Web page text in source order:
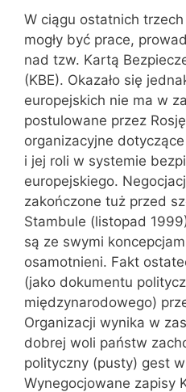
W ciągu ostatnich
mogły być prace,
nad tzw. Kartą
(KBE). Okazało się
europejskich nie ma w
postulowane przez
organizacyjne
i jej roli w systemie
europejskiego.
zakończone tuż przed
Stambule (listopad
są ze swymi
osamotnieni. Fakt
(jako dokumentu
międzynarodowego)
Organizacji wynika w
dobrej woli państw
polityczny (pusty) gest
Wynegocjowane zapisy